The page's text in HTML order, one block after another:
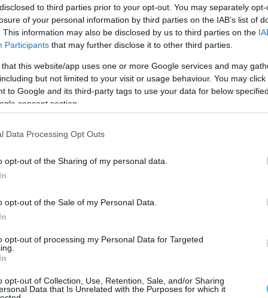
to third parties prior to your opt-out. You may separately
of your personal information by third parties on the IAB’s list of
This information may also be disclosed by us to third parties on the
Participants that may further disclose it to other third parties.
that this website/app uses one or more Google services and may
but not limited to your visit or usage behaviour. You may
to Google and its third-party tags to use your data for below
consent section.
Data Processing Opt Outs
opt-out of the Sharing of my personal data.
opt-out of the Sale of my Personal Data.
opt-out of processing my Personal Data for Targeted
opt-out of Collection, Use, Retention, Sale, and/or Sharing
Data that Is Unrelated with the Purposes for which it
άμεσα στο Λιμεναρχείο Λαυρίου
για επιστροφή του πλοίου στο πλησιέστερο
την άφιξή του στο Λαύριο ξεκίνησε η
ενώ ακολούθησαν εκτεταμένοι
του πλοίου.
πυροτεχνουργοί του Λιμενικού
Ακτοφυλακής, με τη συνδρομή ειδικά
ανίχνευσης εκρηκτικών.
έχουν μεταβεί δυνάμεις της
του πληρώματος. Μέχρι στιγμής, οι
εντοπίσει κάποιο ύποπτο αντικείμενο, ενώ
συνεχίζουν τους προβλεπόμενους